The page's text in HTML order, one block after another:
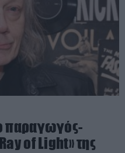
παραγωγός-
of Light» της